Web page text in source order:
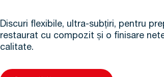
Discuri flexibile, ultra-subțiri, pentru
restaurat cu compozit și o finisare
calitate.